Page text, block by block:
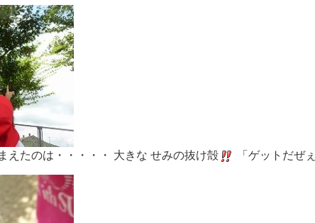
えたのは・・・・・ 大きな せみの抜け殻 「ゲットだぜぇ